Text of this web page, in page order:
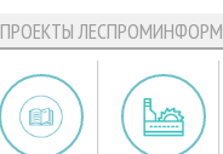
ПРОЕКТЫ ЛЕСПРОМИНФОРМ